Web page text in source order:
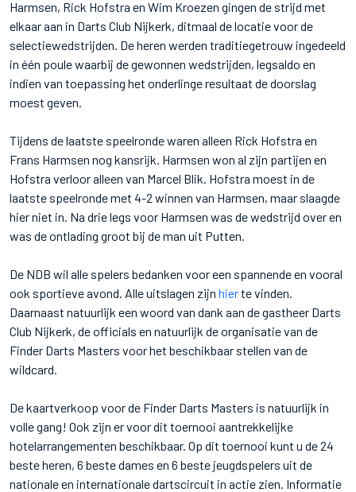
Harmsen, Rick Hofstra en Wim Kroezen gingen de strijd met
elkaar aan in Darts Club Nijkerk, ditmaal de locatie voor de
selectiewedstrijden. De heren werden traditiegetrouw ingedeeld
in één poule waarbij de gewonnen wedstrijden, legsaldo en
indien van toepassing het onderlinge resultaat de doorslag
moest geven.
Tijdens de laatste speelronde waren alleen Rick Hofstra en
Frans Harmsen nog kansrijk. Harmsen won al zijn partijen en
Hofstra verloor alleen van Marcel Blik. Hofstra moest in de
laatste speelronde met 4-2 winnen van Harmsen, maar slaagde
hier niet in. Na drie legs voor Harmsen was de wedstrijd over en
was de ontlading groot bij de man uit Putten.
De NDB wil alle spelers bedanken voor een spannende en vooral
ook sportieve avond. Alle uitslagen zijn hierte vinden.
Daarnaast natuurlijk een woord van dank aan de gastheer Darts
Club Nijkerk, de officials en natuurlijk de organisatie van de
Finder Darts Masters voor het beschikbaar stellen van de
wildcard.
De kaartverkoop voor de Finder Darts Masters is natuurlijk in
volle gang! Ook zijn er voor dit toernooi aantrekkelijke
hotelarrangementen beschikbaar. Op dit toernooi kunt u de 24
beste heren, 6 beste dames en 6 beste jeugdspelers uit de
nationale en internationale dartscircuit in actie zien. Informatie